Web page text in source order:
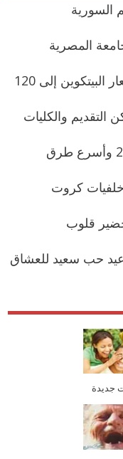
السورية
المصرية
ستاندرد تشارترد: توقعات بارتفاع اسعار البيتكوين إلى 120
مواعيد وأماكن التقديم والكليات
موعد ظهور نتيجة الثانوية العامة 2023 وأسرع طرق
وخلفيات كروت
قلوب
جديدة